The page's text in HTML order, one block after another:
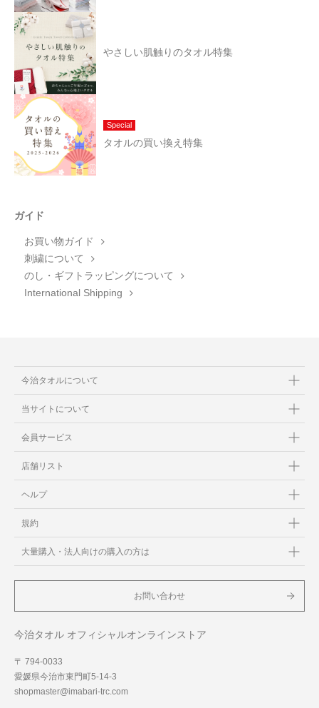
やさしい肌触りのタオル特集
Special
タオルの買い換え特集
ガイド
お買い物ガイド
刺繍について
のし・ギフトラッピングについて
International Shipping
今治タオルについて
当サイトについて
会員サービス
店舗リスト
ヘルプ
規約
大量購入・法人向けの購入の方は
お問い合わせ
今治タオル オフィシャルオンラインストア
〒 794-0033
愛媛県今治市東門町5-14-3
shopmaster@imabari-trc.com